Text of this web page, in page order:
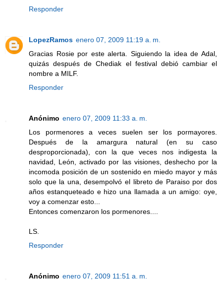
Responder
LopezRamos enero 07, 2009 11:19 a. m.
Gracias Rosie por este alerta. Siguiendo la idea de Adal,
quizás después de Chediak el festival debió cambiar el
nombre a MILF.
Responder
Anónimo enero 07, 2009 11:33 a. m.
Los pormenores a veces suelen ser los pormayores.
Después de la amargura natural (en su caso
desproporcionada), con la que veces nos indigesta la
navidad, León, activado por las visiones, deshecho por la
incomoda posición de un sostenido en miedo mayor y más
solo que la una, desempolvó el libreto de Paraiso por dos
años estanqueteado e hizo una llamada a un amigo: oye,
voy a comenzar esto...
Entonces comenzaron los pormenores....
LS.
Responder
Anónimo enero 07, 2009 11:51 a. m.